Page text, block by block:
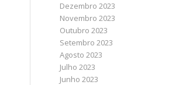
Dezembro 2023
Novembro 2023
Outubro 2023
Setembro 2023
Agosto 2023
Julho 2023
Junho 2023